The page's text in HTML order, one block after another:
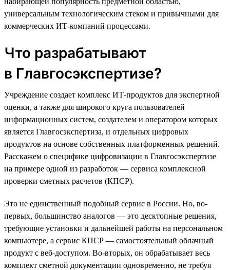
универсальным технологическим стеком и привычными для
коммерческих ИТ-компаний процессами.
Что разрабатывают
в Главгосэкспертизе?
Учреждение создает комплекс ИТ-продуктов для экспертной
оценки, а также для широкого круга пользователей
информационных систем, создателем и оператором которых
является Главгосэкспертиза, и отдельных цифровых
продуктов на основе собственных платформенных решений.
Расскажем о специфике цифровизации в Главгосэкспертизе
на примере одной из разработок — сервиса комплексной
проверки сметных расчетов (КПСР).
Это не единственный подобный сервис в России. Но, во-
первых, большинство аналогов — это десктопные решения,
требующие установки и дальнейшей работы на персональном
компьютере, а сервис КПСР — самостоятельный облачный
продукт с веб-доступом. Во-вторых, он обрабатывает весь
комплект сметной документации одновременно, не требуя